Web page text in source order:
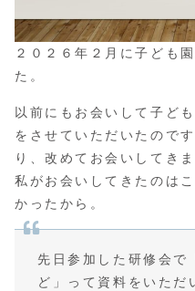
２０２６年２月に子ども
た。
以前にもお会いして子ど
をさせていただいたので
り、改めてお会いしてきま
私がお会いしてきたのは
かったから。
先日参加した研修会で
ど」って資料をいただ